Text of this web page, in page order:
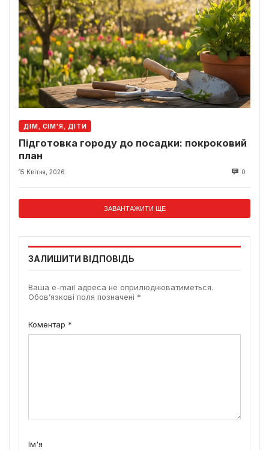
ДІМ, СІМ'Я, ДІТИ
Підготовка городу до посадки: покроковий
план
15 Квітня, 2026 0
ЗАВАНТАЖИТИ ЩЕ
ЗАЛИШИТИ ВІДПОВІДЬ
Ваша e-mail адреса не оприлюднюватиметься.
Обов’язкові поля позначені *
Коментар *
Ім'я